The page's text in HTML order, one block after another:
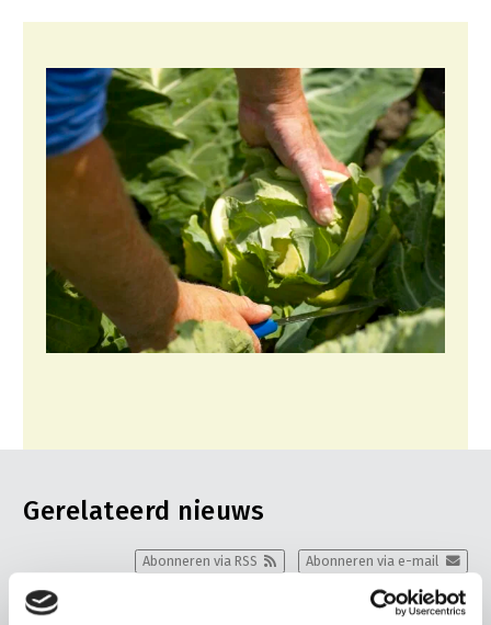
Gerelateerd nieuws
Abonneren via e-mail
Abonneren via RSS